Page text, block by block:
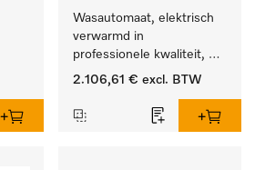
Wasautomaat, elektrisch
verwarmd in
professionele kwaliteit,
programmaduur van
opstelling.
2.106,61 € excl. BTW